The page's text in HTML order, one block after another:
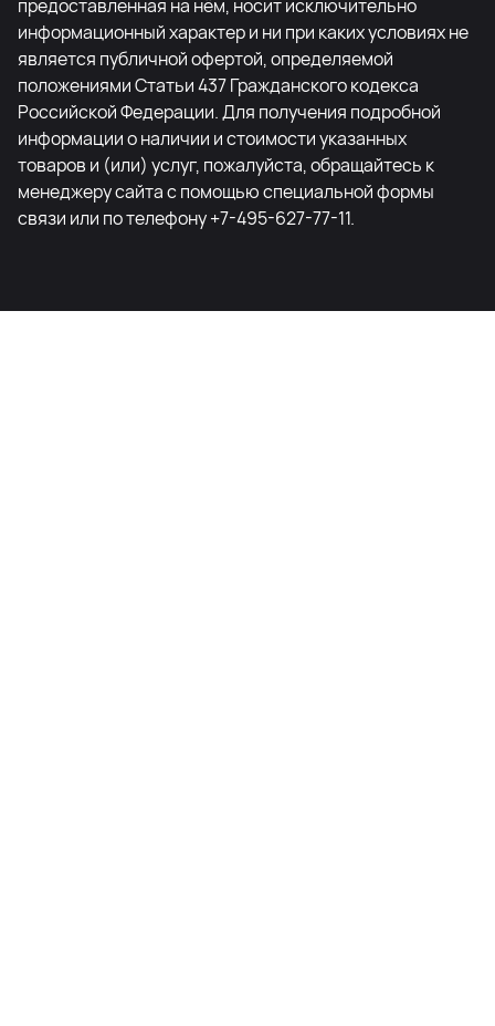
предоставленная на нём, носит исключительно
информационный характер и ни при каких условиях не
является публичной офертой, определяемой
положениями Статьи 437 Гражданского кодекса
Российской Федерации. Для получения подробной
информации о наличии и стоимости указанных
товаров и (или) услуг, пожалуйста, обращайтесь к
менеджеру сайта с помощью специальной формы
связи или по телефону +7-495-627-77-11.